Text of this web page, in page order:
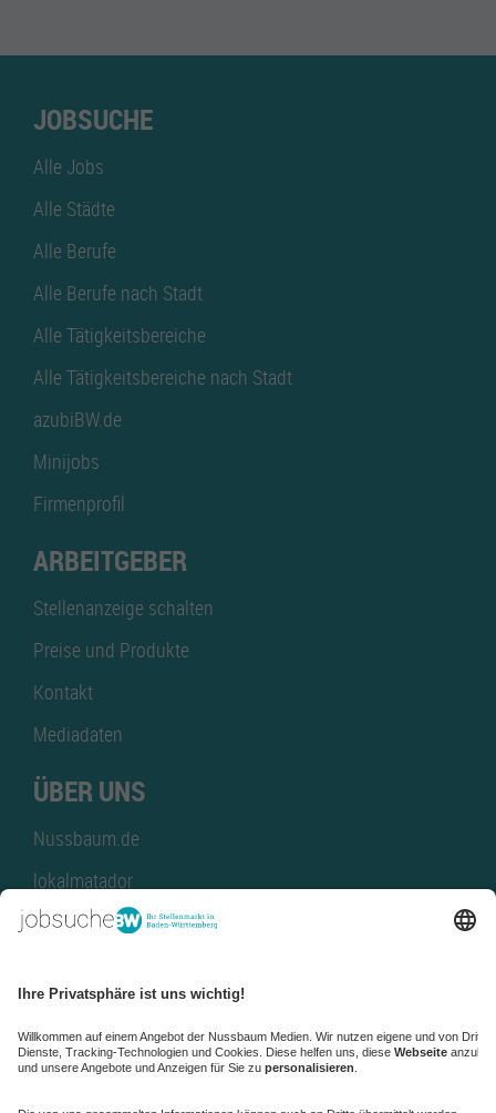
AKTUELLE JOBS (
Freiwilliges Soziales Jahr
Wir suchen Sie zur Verstärkung unseres Teams;...
JOBSUCHE
Alle Jobs
Alle Städte
Alle Berufe
Alle Berufe nach Stadt
Alle Tätigkeitsbereiche
Alle Tätigkeitsbereiche nach Stadt
azubiBW.de
Minijobs
Firmenprofil
ARBEITGEBER
Stellenanzeige schalten
Preise und Produkte
Kontakt
Mediadaten
ÜBER UNS
Nussbaum.de
lokalmatador
kaufinBW
NussbaumID
Nussbaum Medien